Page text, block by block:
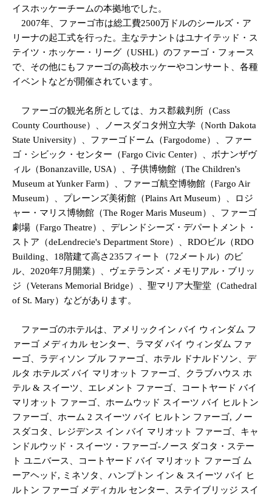
イスホッケーチームの本拠地でした。
2007年、ファーゴ市は総工費2500万ドルのシールズ・ア
リーナの起工式を行った。主なテナントはユナイテッド・ス
テイツ・ホッケー・リーグ（USHL）のファーゴ・フォース
で、その他にもファーゴの高校ホッケーやコンサート、各種
イベントなどが開催されています。
ファーゴの観光名所としては、カス郡裁判所（Cass
County Courthouse）、ノースダコタ州立大学（North Dakota
State University）、ファーゴドーム（Fargodome）、ファー
ゴ・シビック・センター（Fargo Civic Center）、ボナンザヴ
ィル（Bonanzaville, USA）、子供博物館（The Children's
Museum at Yunker Farm）、ファーゴ航空博物館（Fargo Air
Museum）、プレーンズ美術館（Plains Art Museum）、ロジ
ャー・マリス博物館（The Roger Maris Museum）、ファーゴ
劇場（Fargo Theatre）、デレンドシーズ・デパートメント・
ストア（deLendrecie's Department Store）、RDOビル（RDO
Building、18階建て高さ235フィート（72メートル）のビ
ル、2020年7月開業）、ヴェテランズ・メモリアル・ブリッ
ジ（Veterans Memorial Bridge）、聖マリア大聖堂（Cathedral
of St. Mary）などがあります。
ファーゴのホテルは、アメリックイン バイ ウィンダム フ
ァーゴ メディカル センター、ラマダ バイ ウィンダム ファ
ーゴ、ラディソン ブル ファーゴ、ホテル ドナルドソン、デ
ルタ ホテルズ バイ マリオット ファーゴ、クラブハウス ホ
テル & スイーツ、エレメント ファーゴ、コートヤード バイ
マリオット ファーゴ、ホームウッド スイーツ バイ ヒルトン
ファーゴ、ホーム 2 スイーツ バイ ヒルトン ファーゴ, ノー
スダコタ、レジデンス イン バイ マリオット ファーゴ、キャ
ンドルウッド・スイーツ・ファーゴ-ノース ダコタ・ステー
ト ユニバース、コートヤード バイ マリオット ファーゴ ム
ーアヘッド, ミネソタ、ハンプトン イン & スイーツ バイ ヒ
ルトン ファーゴ メディカル センター、ステイブリッジ スイ